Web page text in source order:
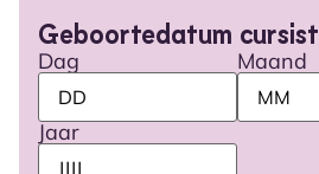
Geboortedatum cursist
Dag
Maand
Jaar